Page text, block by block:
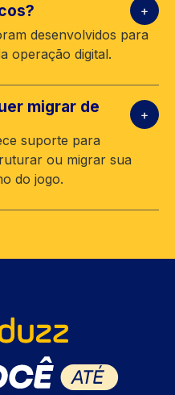
desenvolvidos para
operação digital.
migrar de
suporte para
ou migrar sua
do jogo.